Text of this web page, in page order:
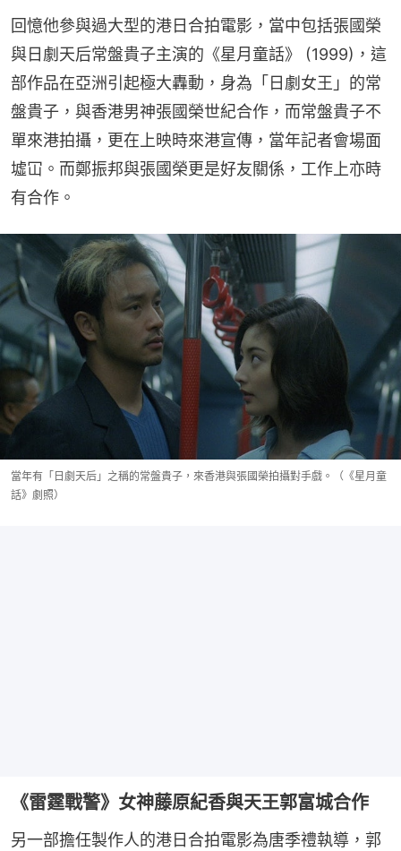
回憶他參與過大型的港日合拍電影，當中包括張國榮
與日劇天后常盤貴子主演的《星月童話》 (1999)，這
部作品在亞洲引起極大轟動，身為「日劇女王」的常
盤貴子，與香港男神張國榮世紀合作，而常盤貴子不
單來港拍攝，更在上映時來港宣傳，當年記者會場面
墟冚。而鄭振邦與張國榮更是好友關係，工作上亦時
有合作。
當年有「日劇天后」之稱的常盤貴子，來香港與張國榮拍攝對手戲。（《星月童
話》劇照）
《雷霆戰警》女神藤原紀香與天王郭富城合作
另一部擔任製作人的港日合拍電影為唐季禮執導，郭